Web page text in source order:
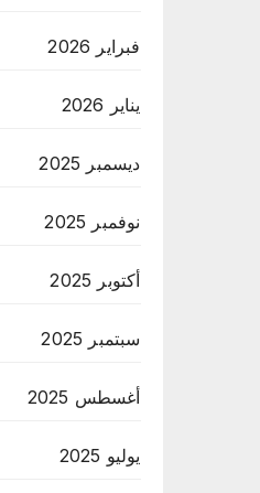
فبراير 2026
يناير 2026
ديسمبر 2025
نوفمبر 2025
أكتوبر 2025
سبتمبر 2025
أغسطس 2025
يوليو 2025